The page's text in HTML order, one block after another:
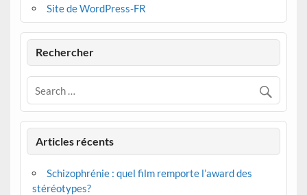
Site de WordPress-FR
Rechercher
Articles récents
Schizophrénie : quel film remporte l’award des
stéréotypes?